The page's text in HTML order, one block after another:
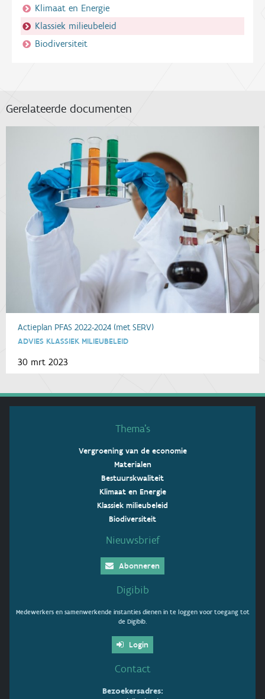
Klimaat en Energie
Klassiek milieubeleid
Biodiversiteit
Gerelateerde documenten
Actieplan PFAS 2022-2024 (met SERV)
ADVIES KLASSIEK MILIEUBELEID
30 mrt 2023
Thema’s
Vergroening van de economie
Materialen
Bestuurskwaliteit
Klimaat en Energie
Klassiek milieubeleid
Biodiversiteit
Nieuwsbrief
Abonneren
Digibib
Medewerkers en samenwerkende instanties dienen in te loggen voor toegang tot
de Digibib.
Login
Contact
Bezoekersadres: